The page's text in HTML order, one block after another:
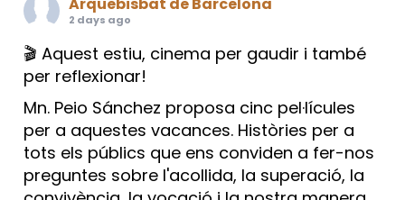
Arquebisbat de Barcelona
2 days ago
🎬 Aquest estiu, cinema per gaudir i també
per reflexionar!
Mn. Peio Sánchez proposa cinc pel·lícules
per a aquestes vacances. Històries per a
tots els públics que ens conviden a fer-nos
preguntes sobre l'acollida, la superació, la